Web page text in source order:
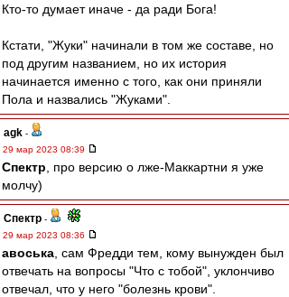
Кто-то думает иначе - да ради Бога!
Кстати, "Жуки" начинали в том же составе, но
под другим названием, но их история
начинается именно с того, как они приняли
Пола и назвались "Жуками".
agk -
29 мар 2023 08:39
Спектр , про версию о лже-Маккартни я уже
молчу)
Спектр -
29 мар 2023 08:36
авоська , сам Фредди тем, кому вынужден был
отвечать на вопросы "Что с тобой", уклончиво
отвечал, что у него "болезнь крови".